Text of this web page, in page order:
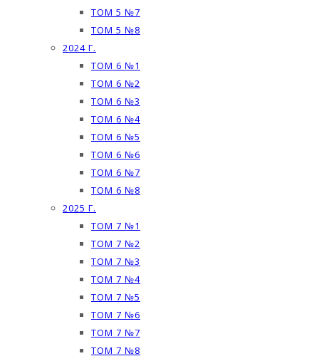
ТОМ 5 №7
ТОМ 5 №8
2024 Г.
ТОМ 6 №1
ТОМ 6 №2
ТОМ 6 №3
ТОМ 6 №4
ТОМ 6 №5
ТОМ 6 №6
ТОМ 6 №7
ТОМ 6 №8
2025 Г.
ТОМ 7 №1
ТОМ 7 №2
ТОМ 7 №3
ТОМ 7 №4
ТОМ 7 №5
ТОМ 7 №6
ТОМ 7 №7
ТОМ 7 №8